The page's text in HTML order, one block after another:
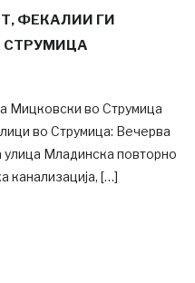
ФЕКАЛИИ ГИ
СТРУМИЦА
Мицковски во Струмица
во Струмица: Вечерва
Млaдинска повторно
канализација, […]